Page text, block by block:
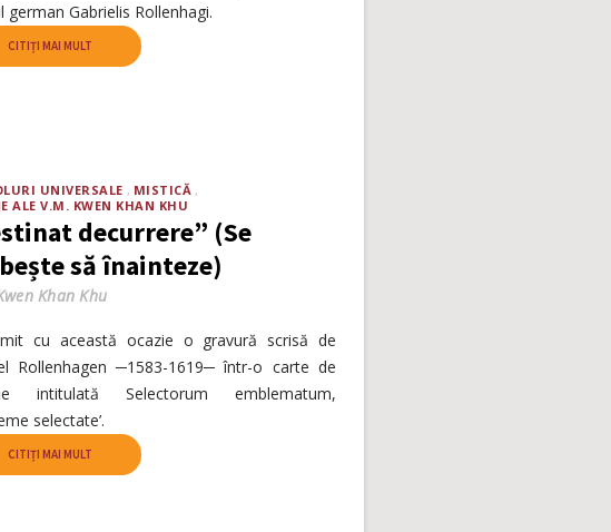
german Gabrielis Rollenhagi.
CITIȚI MAI MULT
UNIVERSALE
MISTICĂ
ALE V.M. KWEN KHAN KHU
decurrere” (Se
să înainteze)
Khan Khu
cu această ocazie o gravură scrisă de
Rollenhagen ─1583-1619─ într-o carte de
intitulată Selectorum emblematum,
selectate’.
CITIȚI MAI MULT